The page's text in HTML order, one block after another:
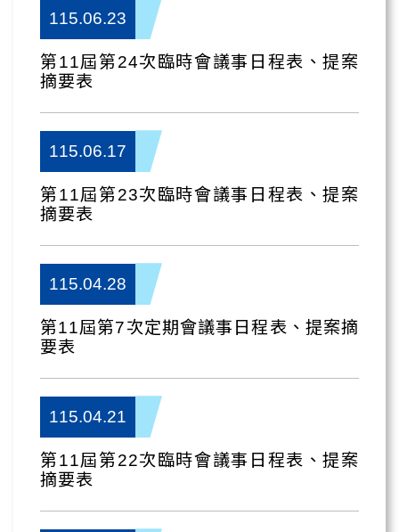
115.06.23
第11屆第24次臨時會議事日程表、提案
摘要表
115.06.17
第11屆第23次臨時會議事日程表、提案
摘要表
115.04.28
第11屆第7次定期會議事日程表、提案摘
要表
115.04.21
第11屆第22次臨時會議事日程表、提案
摘要表